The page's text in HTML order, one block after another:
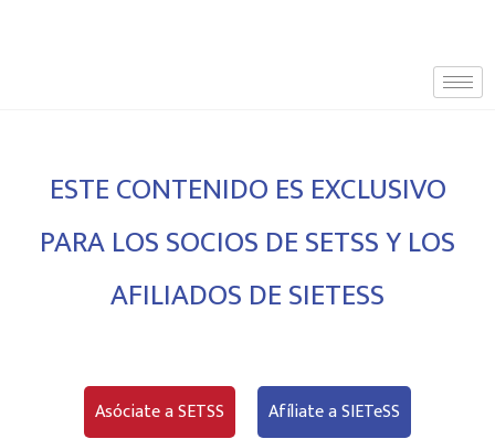
ESTE CONTENIDO ES EXCLUSIVO
PARA LOS SOCIOS DE SETSS Y LOS
AFILIADOS DE SIETESS
Asóciate a SETSS Afíliate a SIETeSS